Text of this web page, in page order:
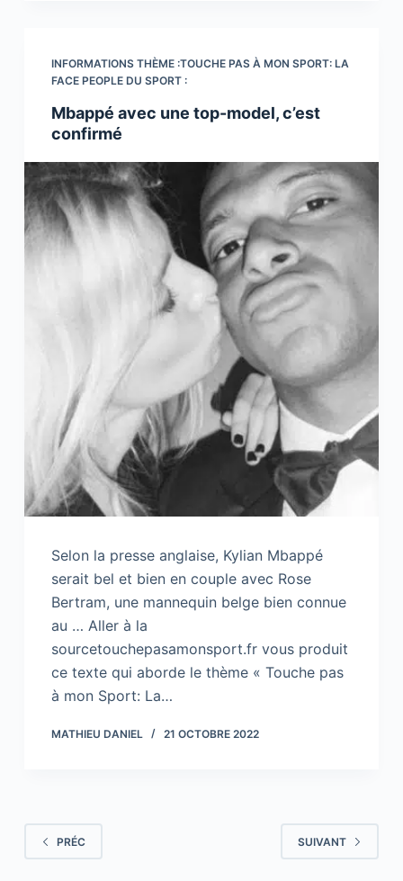
INFORMATIONS THÈME :TOUCHE PAS À MON SPORT: LA
FACE PEOPLE DU SPORT :
Mbappé avec une top-model, c’est
confirmé
Selon la presse anglaise, Kylian Mbappé
serait bel et bien en couple avec Rose
Bertram, une mannequin belge bien connue
au … Aller à la
sourcetouchepasamonsport.fr vous produit
ce texte qui aborde le thème « Touche pas
à mon Sport: La…
MATHIEU DANIEL 21 OCTOBRE 2022
PRÉC SUIVANT